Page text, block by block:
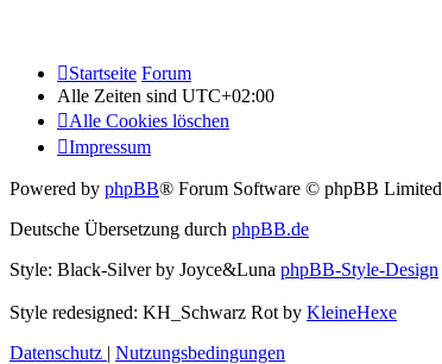
Startseite Forum
Alle Zeiten sind UTC+02:00
Alle Cookies löschen
Impressum
Powered by phpBB® Forum Software © phpBB Limited
Deutsche Übersetzung durch phpBB.de
Style: Black-Silver by Joyce&Luna phpBB-Style-Design
Style redesigned: KH_Schwarz Rot by KleineHexe
Datenschutz | Nutzungsbedingungen